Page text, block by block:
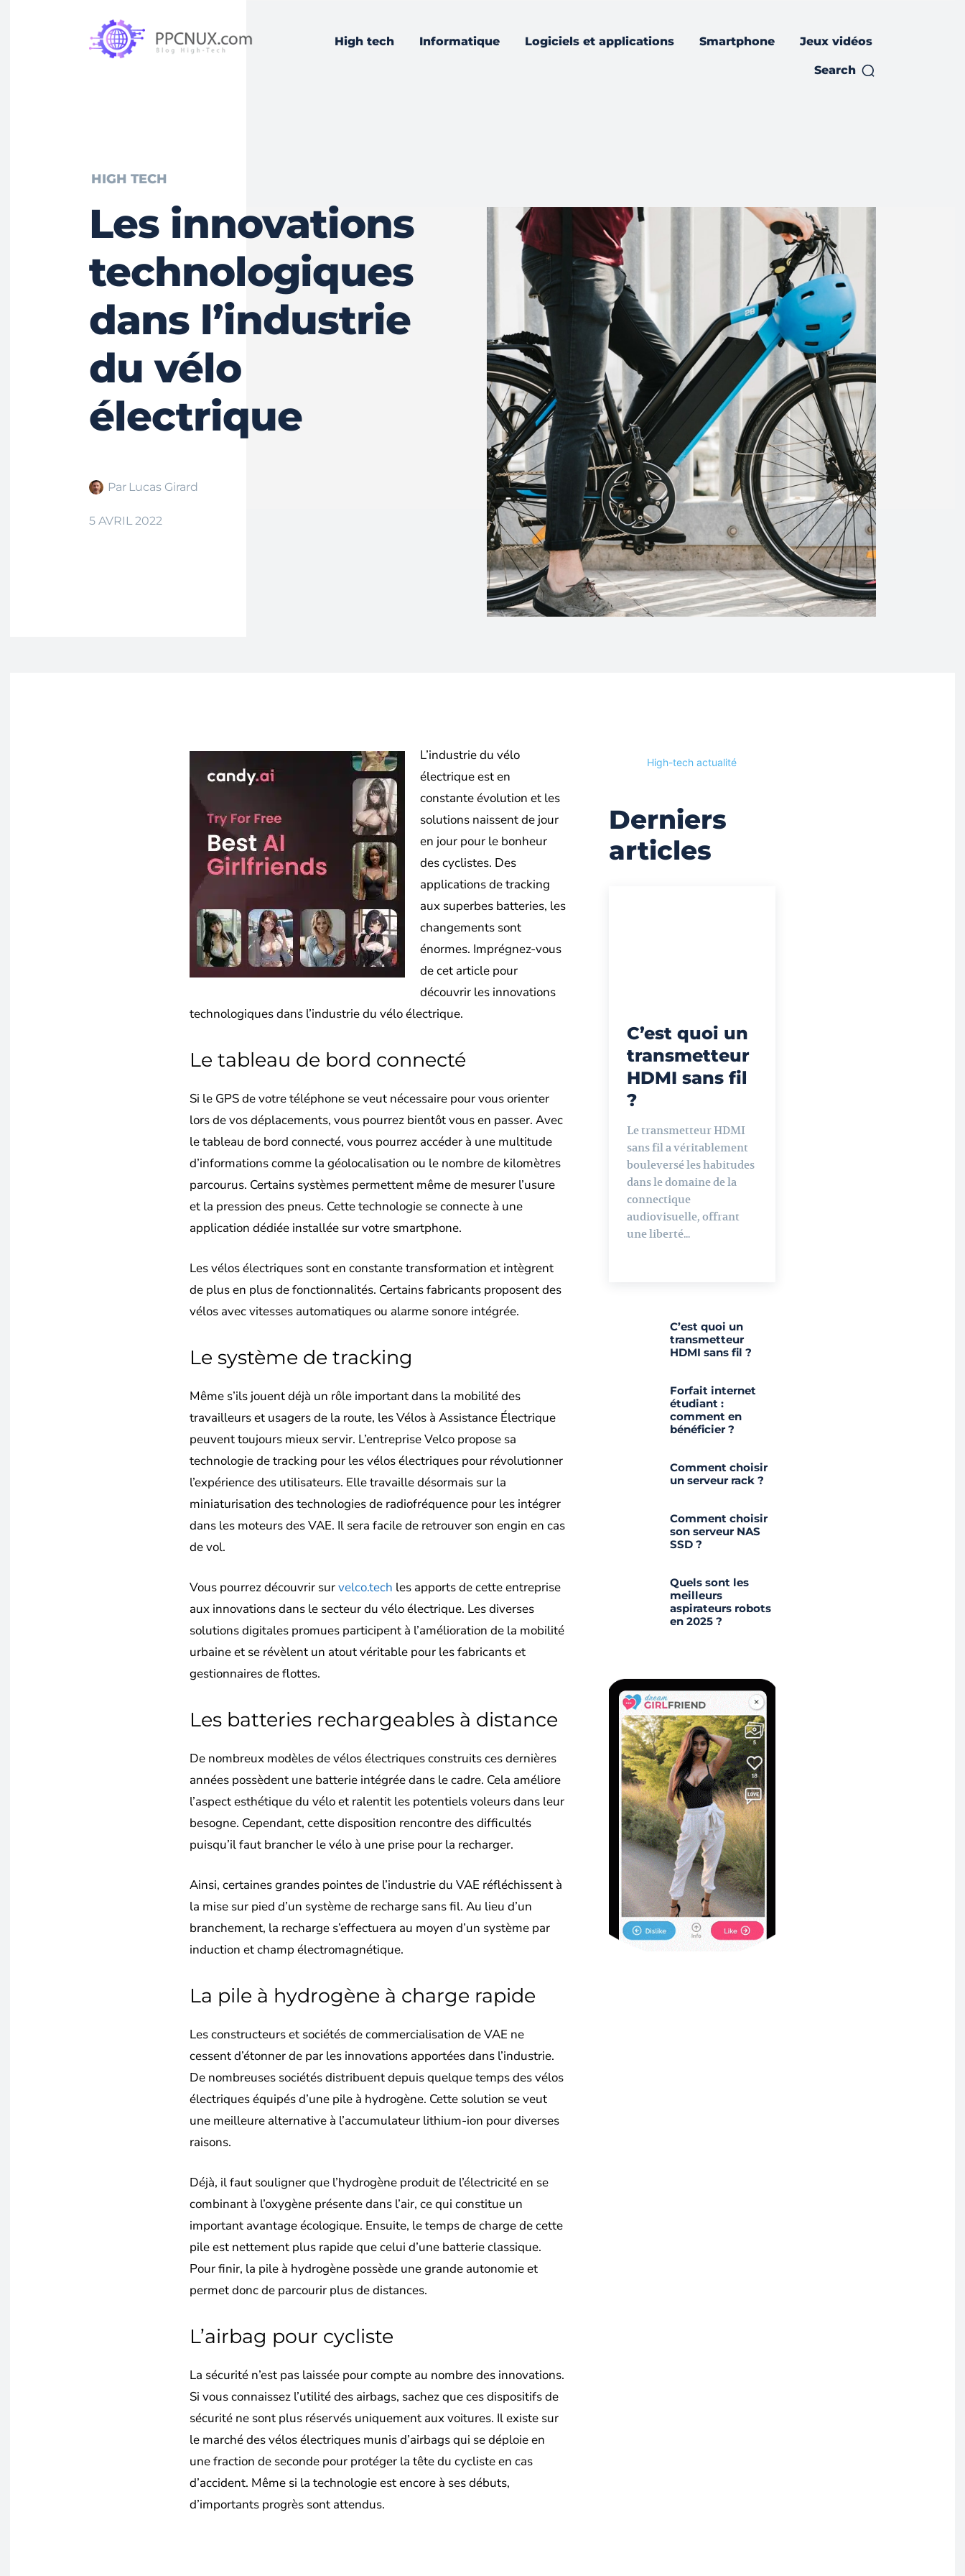
High tech Informatique Logiciels et applications Smartphone Jeux vidéos
Search
HIGH TECH
Les innovations
technologiques
dans l’industrie
du vélo
électrique
Par Lucas Girard
5 AVRIL 2022
L’industrie du vélo
électrique est en
constante évolution et les
solutions naissent de jour
en jour pour le bonheur
des cyclistes. Des
applications de tracking
aux superbes batteries, les
changements sont
énormes. Imprégnez-vous
de cet article pour
découvrir les innovations
technologiques dans l’industrie du vélo électrique.
Le tableau de bord connecté
Si le GPS de votre téléphone se veut nécessaire pour vous orienter
lors de vos déplacements, vous pourrez bientôt vous en passer. Avec
le tableau de bord connecté, vous pourrez accéder à une multitude
d’informations comme la géolocalisation ou le nombre de kilomètres
parcourus. Certains systèmes permettent même de mesurer l’usure
et la pression des pneus. Cette technologie se connecte à une
application dédiée installée sur votre smartphone.
Les vélos électriques sont en constante transformation et intègrent
de plus en plus de fonctionnalités. Certains fabricants proposent des
vélos avec vitesses automatiques ou alarme sonore intégrée.
Le système de tracking
Même s’ils jouent déjà un rôle important dans la mobilité des
travailleurs et usagers de la route, les Vélos à Assistance Électrique
peuvent toujours mieux servir. L’entreprise Velco propose sa
technologie de tracking pour les vélos électriques pour révolutionner
l’expérience des utilisateurs. Elle travaille désormais sur la
miniaturisation des technologies de radiofréquence pour les intégrer
dans les moteurs des VAE. Il sera facile de retrouver son engin en cas
de vol.
Vous pourrez découvrir survelco.tech les apports de cette entreprise
aux innovations dans le secteur du vélo électrique. Les diverses
solutions digitales promues participent à l’amélioration de la mobilité
urbaine et se révèlent un atout véritable pour les fabricants et
gestionnaires de flottes.
Les batteries rechargeables à distance
De nombreux modèles de vélos électriques construits ces dernières
années possèdent une batterie intégrée dans le cadre. Cela améliore
l’aspect esthétique du vélo et ralentit les potentiels voleurs dans leur
besogne. Cependant, cette disposition rencontre des difficultés
puisqu’il faut brancher le vélo à une prise pour la recharger.
Ainsi, certaines grandes pointes de l’industrie du VAE réfléchissent à
la mise sur pied d’un système de recharge sans fil. Au lieu d’un
branchement, la recharge s’effectuera au moyen d’un système par
induction et champ électromagnétique.
La pile à hydrogène à charge rapide
Les constructeurs et sociétés de commercialisation de VAE ne
cessent d’étonner de par les innovations apportées dans l’industrie.
De nombreuses sociétés distribuent depuis quelque temps des vélos
électriques équipés d’une pile à hydrogène. Cette solution se veut
une meilleure alternative à l’accumulateur lithium-ion pour diverses
raisons.
Déjà, il faut souligner que l’hydrogène produit de l’électricité en se
combinant à l’oxygène présente dans l’air, ce qui constitue un
important avantage écologique. Ensuite, le temps de charge de cette
pile est nettement plus rapide que celui d’une batterie classique.
Pour finir, la pile à hydrogène possède une grande autonomie et
permet donc de parcourir plus de distances.
L’airbag pour cycliste
La sécurité n’est pas laissée pour compte au nombre des innovations.
Si vous connaissez l’utilité des airbags, sachez que ces dispositifs de
sécurité ne sont plus réservés uniquement aux voitures. Il existe sur
le marché des vélos électriques munis d’airbags qui se déploie en
une fraction de seconde pour protéger la tête du cycliste en cas
d’accident. Même si la technologie est encore à ses débuts,
d’importants progrès sont attendus.
High-tech actualité
Derniers
articles
C’est quoi un
transmetteur
HDMI sans fil
?
Le transmetteur HDMI
sans fil a véritablement
bouleversé les habitudes
dans le domaine de la
connectique
audiovisuelle, offrant
une liberté...
C’est quoi un
transmetteur
HDMI sans fil ?
Forfait internet
étudiant :
comment en
bénéficier ?
Comment choisir
un serveur rack ?
Comment choisir
son serveur NAS
SSD ?
Quels sont les
meilleurs
aspirateurs robots
en 2025 ?